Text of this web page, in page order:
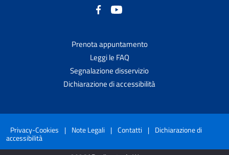
Prenota appuntamento
Leggi le FAQ
Segnalazione disservizio
Dichiarazione di accessibilità
Privacy-Cookies | Note Legali | Contatti | Dichiarazione di
accessibilità